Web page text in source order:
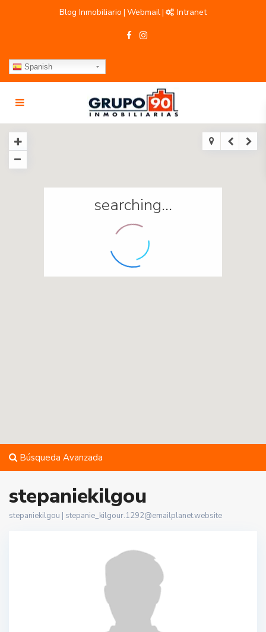
Blog Inmobiliario | Webmail| Intranet
Spanish
searching...
Búsqueda Avanzada
stepaniekilgou
stepaniekilgou | stepanie_kilgour.1292@emailplanet.website